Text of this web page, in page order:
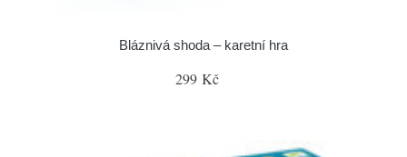
Bláznivá shoda – karetní hra
299 Kč